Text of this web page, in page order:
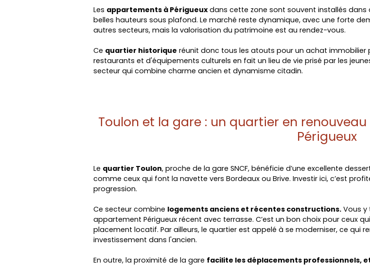
Les appartements à Périgueuxdans cette zone sont souvent installés
belles hauteurs sous plafond. Le marché reste dynamique, avec une forte
autres secteurs, mais la valorisation du patrimoine est au rendez-vous.
Ce quartier historique réunit donc tous les atouts pour un achat immobilier
restaurants et d'équipements culturels en fait un lieu de vie prisé par les
secteur qui combine charme ancien et dynamisme citadin.
Toulon et la gare : un quartier en
Périgueux
Le quartier Toulon, proche de la gare SNCF, bénéficie d’une excellente
comme ceux qui font la navette vers Bordeaux ou Brive. Investir ici, c’est
progression.
Ce secteur combine logements anciens et récentes constructions. Vous y
appartement Périgueux récent avec terrasse. C’est un bon choix pour ceux
placement locatif. Par ailleurs, le quartier est appelé à se moderniser, ce qui
investissement dans l'ancien.
En outre, la proximité de la gare facilite les déplacements professionnels,